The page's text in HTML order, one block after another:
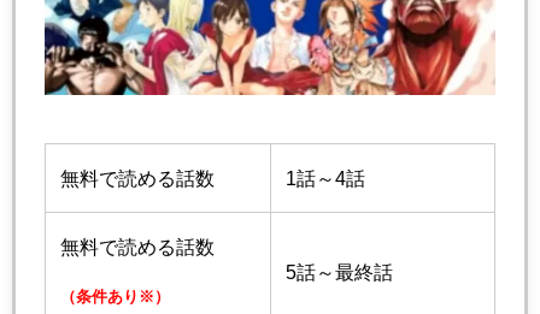
無料で読める話数 1話～4話
無料で読める話数
（条件あり※）
5話～最終話